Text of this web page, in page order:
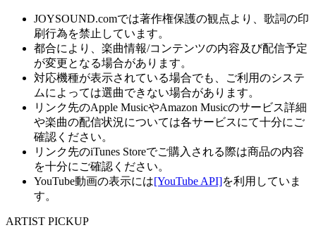
JOYSOUND.comでは著作権保護の観点より、歌詞の印
刷行為を禁止しています。
都合により、楽曲情報/コンテンツの内容及び配信予定
が変更となる場合があります。
対応機種が表示されている場合でも、ご利用のシステ
ムによっては選曲できない場合があります。
リンク先のApple MusicやAmazon Musicのサービス詳細
や楽曲の配信状況については各サービスにて十分にご
確認ください。
リンク先のiTunes Storeでご購入される際は商品の内容
を十分にご確認ください。
YouTube動画の表示には[YouTube API]を利用していま
す。
ARTIST PICKUP